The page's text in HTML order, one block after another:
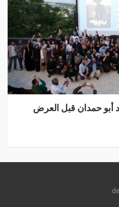
أبو حمدان قبل العرض